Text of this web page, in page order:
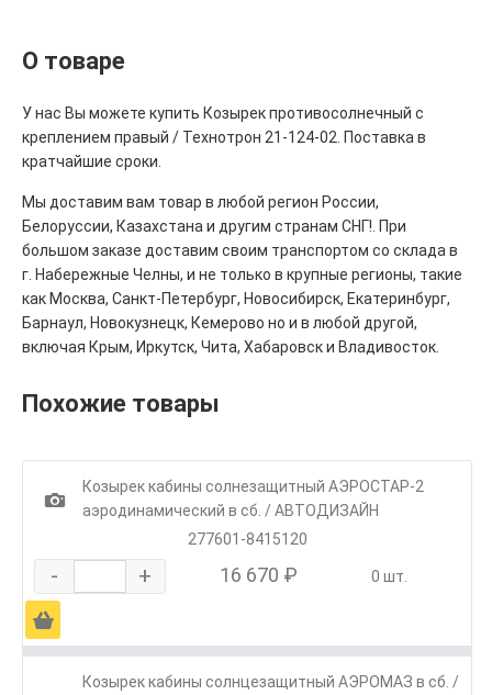
О товаре
У нас Вы можете купить Козырек противосолнечный с
креплением правый / Технотрон 21-124-02. Поставка в
кратчайшие сроки.
Мы доставим вам товар в любой регион России,
Белоруссии, Казахстана и другим странам СНГ!. При
большом заказе доставим своим транспортом со склада в
г. Набережные Челны, и не только в крупные регионы, такие
как Москва, Санкт-Петербург, Новосибирск, Екатеринбург,
Барнаул, Новокузнецк, Кемерово но и в любой другой,
включая Крым, Иркутск, Чита, Хабаровск и Владивосток.
Похожие товары
1
Козырек кабины солнезащитный АЭРОСТАР-2
аэродинамический в сб. / АВТОДИЗАЙН
277601-8415120
- + 16 670 ₽ 0 шт.
Ä
Козырек кабины солнцезащитный АЭРОМАЗ в сб. /